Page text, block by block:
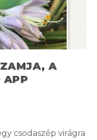
A
APP
csodaszép virágra